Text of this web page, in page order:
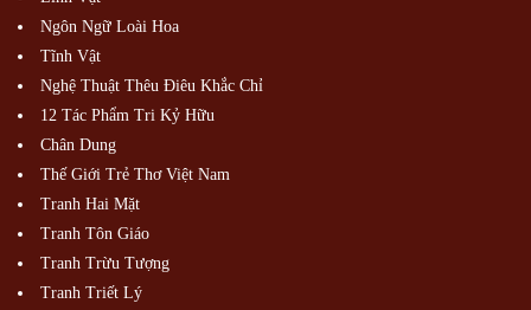
Ngôn Ngữ Loài Hoa
Tĩnh Vật
Nghệ Thuật Thêu Điêu Khắc Chỉ
12 Tác Phẩm Tri Kỷ Hữu
Chân Dung
Thế Giới Trẻ Thơ Việt Nam
Tranh Hai Mặt
Tranh Tôn Giáo
Tranh Trừu Tượng
Tranh Triết Lý